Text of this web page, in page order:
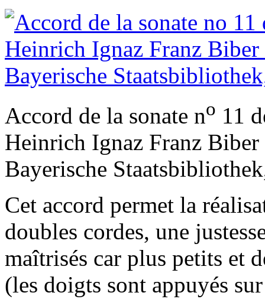
Accord de la sonate no 11
Heinrich Ignaz Franz
Bayerische
Cet accord permet la
doubles cordes, une
maîtrisés car plus petits et
(les doigts sont appuyés